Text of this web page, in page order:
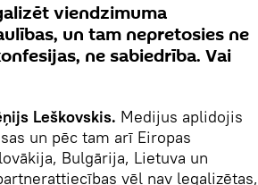
viendzimuma
un tam nepretosies ne
ne sabiedrība. Vai
Leškovskis. Medijus aplidojis
un pēc tam arī Eiropas
Bulgārija, Lietuva un
vēl nav legalizētas,